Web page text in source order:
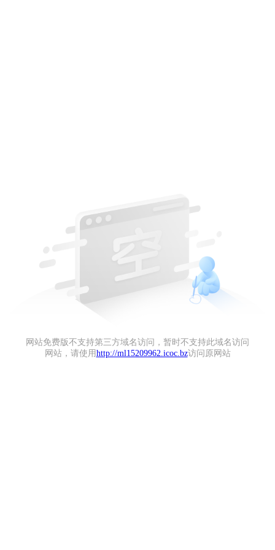
网站免费版不支持第三方域名访问，暂时不支持此域名访问
网站，请使用 http://ml15209962.icoc.bz访问原网站